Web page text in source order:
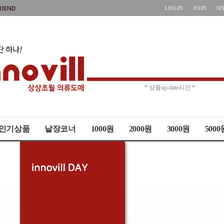
LOGIN JOIN
* 주문취소 제한 *
기상품 낱장코너 1000원 2000원 3000원 5000